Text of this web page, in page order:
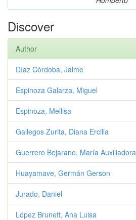
Discover
Author
Díaz Córdoba, Jaime
Espinoza Galarza, Miguel
Espinoza, Mellisa
Gallegos Zurita, Diana Ercilia
Guerrero Bejarano, María Auxiliadora
Huayamave, Germán Gerson
Jurado, Daniel
López Brunett, Ana Luisa